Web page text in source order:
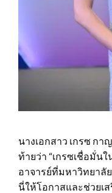
นางเอกสาว เกรซ กา
ท้ายว่า “เกรซเชื่อมั่
อาจารย์ที่มหาวิทยาลั
นี่ให้โอกาสและช่วยเ